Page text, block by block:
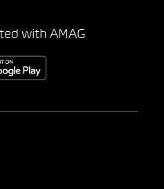
with AMAG